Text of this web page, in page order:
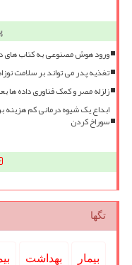
ورود هوش مصنوعی به کتاب
تغذیه پدر می تواند بر سلامت
زلزله مصر و کمک فناوری داده ها
ابداع یک شیوه درمانی کم
سوراخ کردن
تگها
بیمار بهداشت